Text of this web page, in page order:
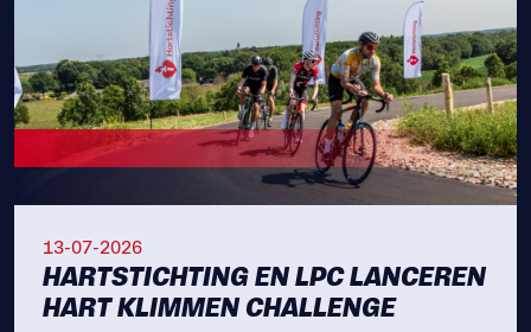
13-07-2026
HARTSTICHTING EN LPC LANCEREN
HART KLIMMEN CHALLENGE